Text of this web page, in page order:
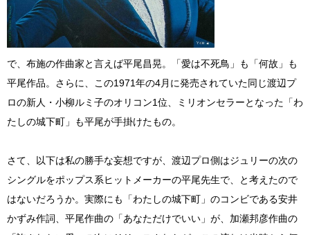
で、布施の作曲家と言えば平尾昌晃。「愛は不死鳥」も「何故」も
平尾作品。さらに、この1971年の4月に発売されていた同じ渡辺プ
ロの新人・小柳ルミ子のオリコン1位、ミリオンセラーとなった「わ
たしの城下町」も平尾が手掛けたもの。
さて、以下は私の勝手な妄想ですが、渡辺プロ側はジュリーの次の
シングルをポップス系ヒットメーカーの平尾先生で、と考えたので
はないだろうか。実際にも「わたしの城下町」のコンビである安井
かずみ作詞、平尾作曲の「あなただけでいい」が、加瀬邦彦作曲の